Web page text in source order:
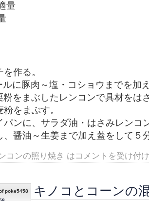
量
作る。
豚肉～塩・コショウまでを加
まぶしたレンコンで具材をは
をまぶす。
パンに、サラダ油・はさみレンコ
、醤油～生姜まで加え蓋をして５
コンの照り焼き はコメントを受け付
キノコとコーンの